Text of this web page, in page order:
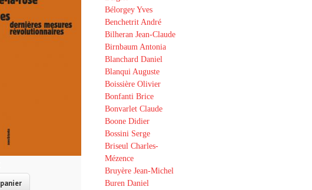
Bélorgey Yves
Benchetrit André
Bilheran Jean-Claude
Birnbaum Antonia
Blanchard Daniel
Blanqui Auguste
Boissière Olivier
Bonfanti Brice
Bonvarlet Claude
Boone Didier
Bossini Serge
Briseul Charles-
Mézence
Bruyère Jean-Michel
Buren Daniel